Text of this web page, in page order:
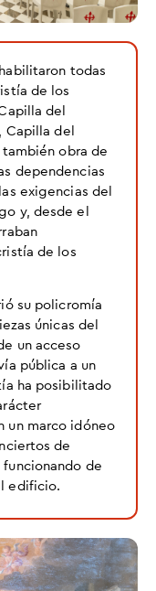
todas
de los
del
Capilla del
también obra de
dependencias
exigencias del
y, desde el
de los
su policromía
únicas del
un acceso
pública a un
ha posibilitado
un marco idóneo
de
funcionando de
edificio.